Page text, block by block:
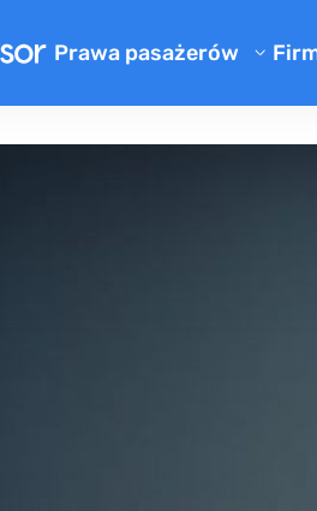
Prawa pasażerów
Kalkulator odszkodowania
Odszkodowanie za
O